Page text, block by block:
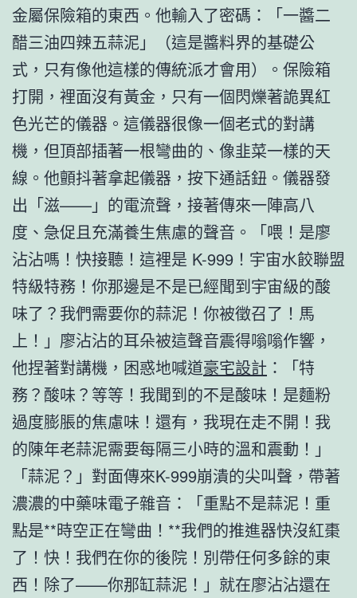
金屬保險箱的東西。他輸入了密碼：「一醬二
醋三油四辣五蒜泥」（這是醬料界的基礎公
式，只有像他這樣的傳統派才會用）。保險箱
打開，裡面沒有黃金，只有一個閃爍著詭異紅
色光芒的儀器。這儀器很像一個老式的對講
機，但頂部插著一根彎曲的、像韭菜一樣的天
線。他顫抖著拿起儀器，按下通話鈕。儀器發
出「滋——」的電流聲，接著傳來一陣高八
度、急促且充滿養生焦慮的聲音。「喂！是廖
沾沾嗎！快接聽！這裡是 K-999！宇宙水餃聯盟
特級特務！你那邊是不是已經聞到宇宙級的酸
味了？我們需要你的蒜泥！你被徵召了！馬
上！」廖沾沾的耳朵被這聲音震得嗡嗡作響，
他捏著對講機，困惑地喊道豪宅設計 ：「特
務？酸味？等等！我聞到的不是酸味！是麵粉
過度膨脹的焦慮味！還有，我現在走不開！我
的陳年老蒜泥需要每隔三小時的溫和震動！」
「蒜泥？」對面傳來K-999崩潰的尖叫聲，帶著
濃濃的中藥味電子雜音：「重點不是蒜泥！重
點是**時空正在彎曲！**我們的推進器快沒紅棗
了！快！我們在你的後院！別帶任何多餘的東
西！除了——你那缸蒜泥！」就在廖沾沾還在